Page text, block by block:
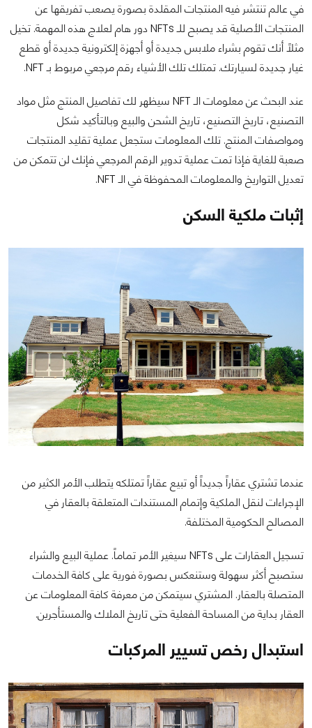
في عالم تنتشر فيه المنتجات المقلدة بصورة يصعب تفريقها عن
المنتجات الأصلية قد يصبح للـ NFTs دور هام لعلاج هذه المهمة. تخيل
مثلاً أنك تقوم بشراء ملابس جديدة أو أجهزة إلكترونية جديدة أو قطع
غيار جديدة لسيارتك. تمتلك تلك الأشياء رقم مرجعي مربوط بـ NFT.
عند البحث عن معلومات الـ NFT سيظهر لك تفاصيل المنتج مثل مواد
التصنيع، تاريخ التصنيع، تاريخ الشحن والبيع وبالتأكيد شكل
ومواصفات المنتج. تلك المعلومات ستجعل عملية تقليد المنتجات
صعبة للغاية فإذا تمت عملية تدوير الرقم المرجعي فإنك لن تتمكن من
تعديل التواريخ والمعلومات المحفوظة في الـ NFT.
إثبات ملكية السكن
عندما تشتري عقاراً جديداً أو تبيع عقاراً تمتلكه يتطلب الأمر الكثير من
الإجراءات لنقل الملكية وإتمام المستندات المتعلقة بالعقار في
المصالح الحكومية المختلفة.
تسجيل العقارات على NFTs سيغير الأمر تماماً. عملية البيع والشراء
ستصبح أكثر سهولة وستنعكس بصورة فورية على كافة الخدمات
المتصلة بالعقار. المشتري سيتمكن من معرفة كافة المعلومات عن
العقار بداية من المساحة الفعلية حتى تاريخ الملاك والمستأجرين.
استبدال رخص تسيير المركبات